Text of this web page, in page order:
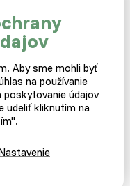
aj ďalej regulovať v
na 0,1 °C
displejom s
pre potrebné
Aby sme mohli byť
na používanie
údajov
udeliť kliknutím na